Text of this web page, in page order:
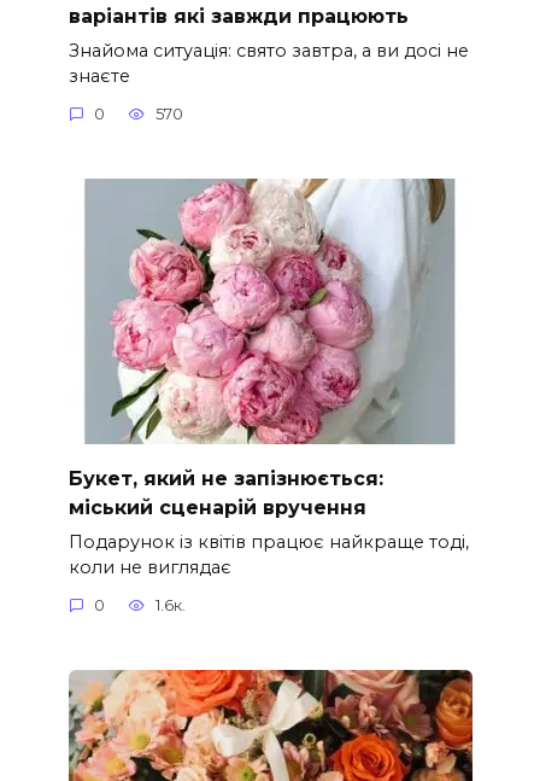
варіантів які завжди працюють
Знайома ситуація: свято завтра, а ви досі не
знаєте
0 570
Букет, який не запізнюється:
міський сценарій вручення
Подарунок із квітів працює найкраще тоді,
коли не виглядає
0 1.6к.